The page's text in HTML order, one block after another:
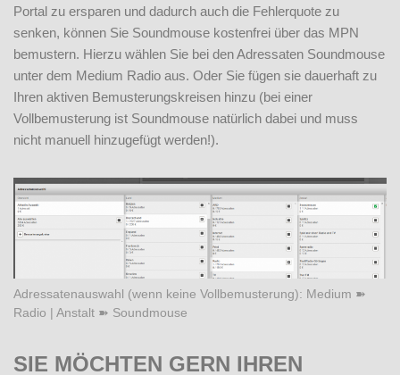
Portal zu ersparen und dadurch auch die Fehlerquote zu
senken, können Sie Soundmouse kostenfrei über das MPN
bemustern. Hierzu wählen Sie bei den Adressaten Soundmouse
unter dem Medium Radio aus. Oder Sie fügen sie dauerhaft zu
Ihren aktiven Bemusterungskreisen hinzu (bei einer
Vollbemusterung ist Soundmouse natürlich dabei und muss
nicht manuell hinzugefügt werden!).
Adressatenauswahl (wenn keine Vollbemusterung): Medium ➽
Radio | Anstalt ➽ Soundmouse
SIE MÖCHTEN GERN IHREN